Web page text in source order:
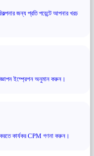
জন্য প্রতি পয়েন্টে আপনার খরচ
ইম্প্রেশন অনুমান করুন।
করতে কার্যকর CPM গণনা করুন।